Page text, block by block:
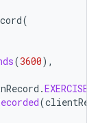
(
(3600),
.
(